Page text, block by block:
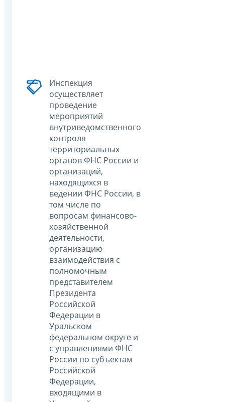
Инспекция
осуществляет
проведение
мероприятий
внутриведомственного
контроля
территориальных
органов ФНС России и
организаций,
находящихся в
ведении ФНС России, в
том числе по
вопросам финансово-
хозяйственной
деятельности,
организацию
взаимодействия с
полномочным
представителем
Президента
Российской
Федерации в
Уральском
федеральном округе и
с управлениями ФНС
России по субъектам
Российской
Федерации,
входящими в